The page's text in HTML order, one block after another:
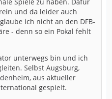
und da leider auch
ich nicht an den DFB-
- denn so ein Pokal fehlt
unterwegs bin und ich
Selbst Augsburg,
aus aktueller
gespielt.